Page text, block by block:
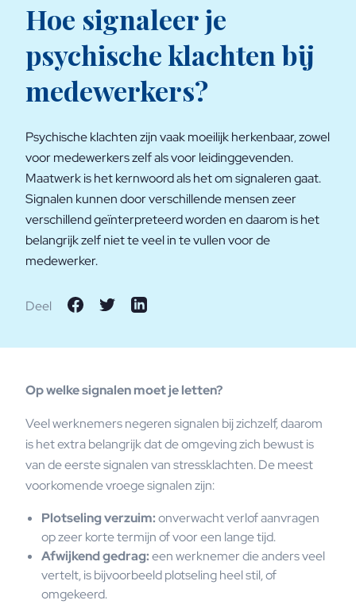
Hoe signaleer je
psychische klachten bij
medewerkers?
Psychische klachten zijn vaak moeilijk herkenbaar, zowel
voor medewerkers zelf als voor leidinggevenden.
Maatwerk is het kernwoord als het om signaleren gaat.
Signalen kunnen door verschillende mensen zeer
verschillend geïnterpreteerd worden en daarom is het
belangrijk zelf niet te veel in te vullen voor de
medewerker.
Deel
Op welke signalen moet je letten?
Veel werknemers negeren signalen bij zichzelf, daarom
is het extra belangrijk dat de omgeving zich bewust is
van de eerste signalen van stressklachten. De meest
voorkomende vroege signalen zijn:
Plotseling verzuim:onverwacht verlof aanvragen
op zeer korte termijn of voor een lange tijd.
Afwijkend gedrag:een werknemer die anders veel
vertelt, is bijvoorbeeld plotseling heel stil, of
omgekeerd.